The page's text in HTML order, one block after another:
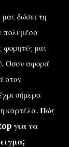
δώσει τη
πολυμέσα
φορητές μας
Όσον αφορά
στον
σήμερα
καρτέλα. Πώς
για να